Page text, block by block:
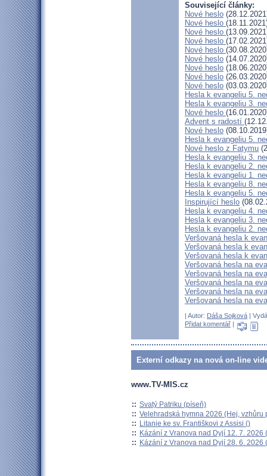
Související články:
Nové heslo
Nové heslo
Nové heslo
Nové heslo
Nové heslo
Nové heslo
Nové heslo
Nové heslo
Nové heslo
Hesla k evangeliu 5.
Hesla k evangeliu 3.
Nové heslo
Advent s radostí
Nové heslo
Hesla k evangeliu 5.
Nové heslo z Fatymu
Hesla k evangeliu 3.
Hesla k evangeliu 2.
Hesla k evangeliu 1.
Hesla k evangeliu 8.
Hesla k evangeliu 5.
Inspirující heslo
Hesla k evangeliu 4.
Hesla k evangeliu 3.
Hesla k evangeliu 2.
Veršovaná hesla k
Veršovaná hesla k
Veršovaná hesla k
Veršovaná hesla na
Veršovaná hesla na
Veršovaná hesla na
Veršovaná hesla na
Veršovaná hesla na
| Autor: Dáša Sojková |
Přidat komentář |
Externí odkazy na nová on-line
www.TV-MIS.cz
:: Svatý Patriku (píseň)
:: Velehradská hymna 2026 (Hej, vzhůru
:: Litanie ke sv. Františkovi z Assisi ()
:: Kázání z Vranova nad Dyjí 12. 7. 2026
:: Kázání z Vranova nad Dyjí 28. 6. 2026